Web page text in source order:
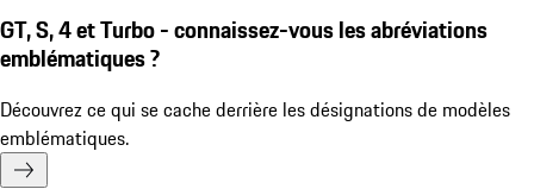
GT, S, 4 et Turbo - connaissez-vous les abréviations
emblématiques ?
Découvrez ce qui se cache derrière les désignations de modèles
emblématiques.